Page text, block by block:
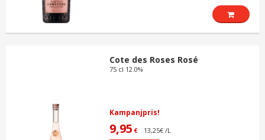
Cote des Roses Rosé
75 cl 12.0%
Kampanjpris!
9,95 € 13,25€ /L